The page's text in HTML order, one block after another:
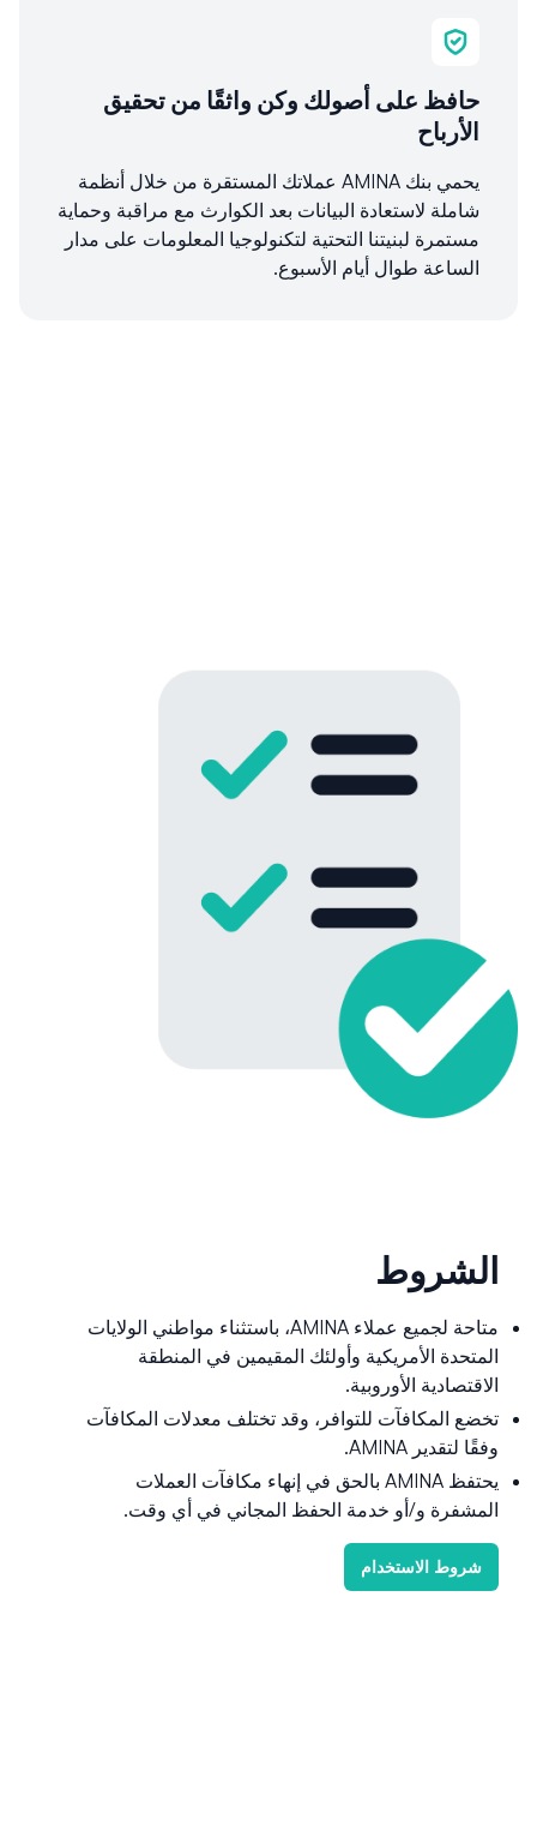
حافظ على أصولك وكن واثقًا من تحقيق
الأرباح
يحمي بنك AMINA عملاتك المستقرة من خلال أنظمة
شاملة لاستعادة البيانات بعد الكوارث مع مراقبة وحماية
مستمرة لبنيتنا التحتية لتكنولوجيا المعلومات على مدار
الساعة طوال أيام الأسبوع.
الشروط
متاحة لجميع عملاء AMINA، باستثناء مواطني الولايات
المتحدة الأمريكية وأولئك المقيمين في المنطقة
الاقتصادية الأوروبية.
تخضع المكافآت للتوافر، وقد تختلف معدلات المكافآت
وفقًا لتقدير AMINA.
يحتفظ AMINA بالحق في إنهاء مكافآت العملات
المشفرة و/أو خدمة الحفظ المجاني في أي وقت.
شروط الاستخدام